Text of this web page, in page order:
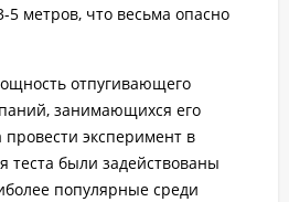
5 метров, что весьма опасно
отпугивающего
занимающихся его
эксперимент в
теста были задействованы
популярные среди